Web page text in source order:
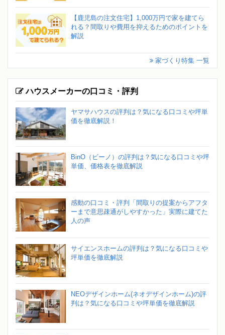
【鹿児島の注文住宅】1,000万円で家を建てら
れる？間取りや費用を抑えるためのポイントを
解説
家づくり特集 一覧
ハウスメーカーの口コミ・評判
ヤマサハウスの評判は？気になる口コミや坪単
価を徹底解説！
BinO（ビーノ）の評判は？気になる口コミや坪
単価、価格表を徹底解説
感動の口コミ・評判「間取りの提案からアフタ
ーまで意思疎通がしやすかった」実際に建てた
人の声
サイエンスホームの評判は？気になる口コミや
坪単価を徹底解説
NEOデザインホーム(ネオデザインホーム)の評
判は？気になる口コミや坪単価を徹底解説